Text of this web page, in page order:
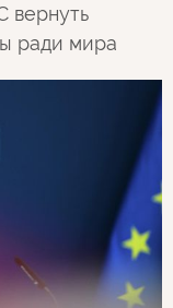
вернуть
ради мира